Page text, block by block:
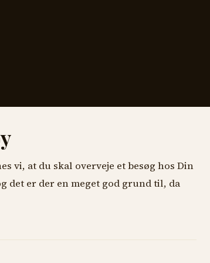
vi, at du skal overveje et besøg hos Din
det er der en meget god grund til, da